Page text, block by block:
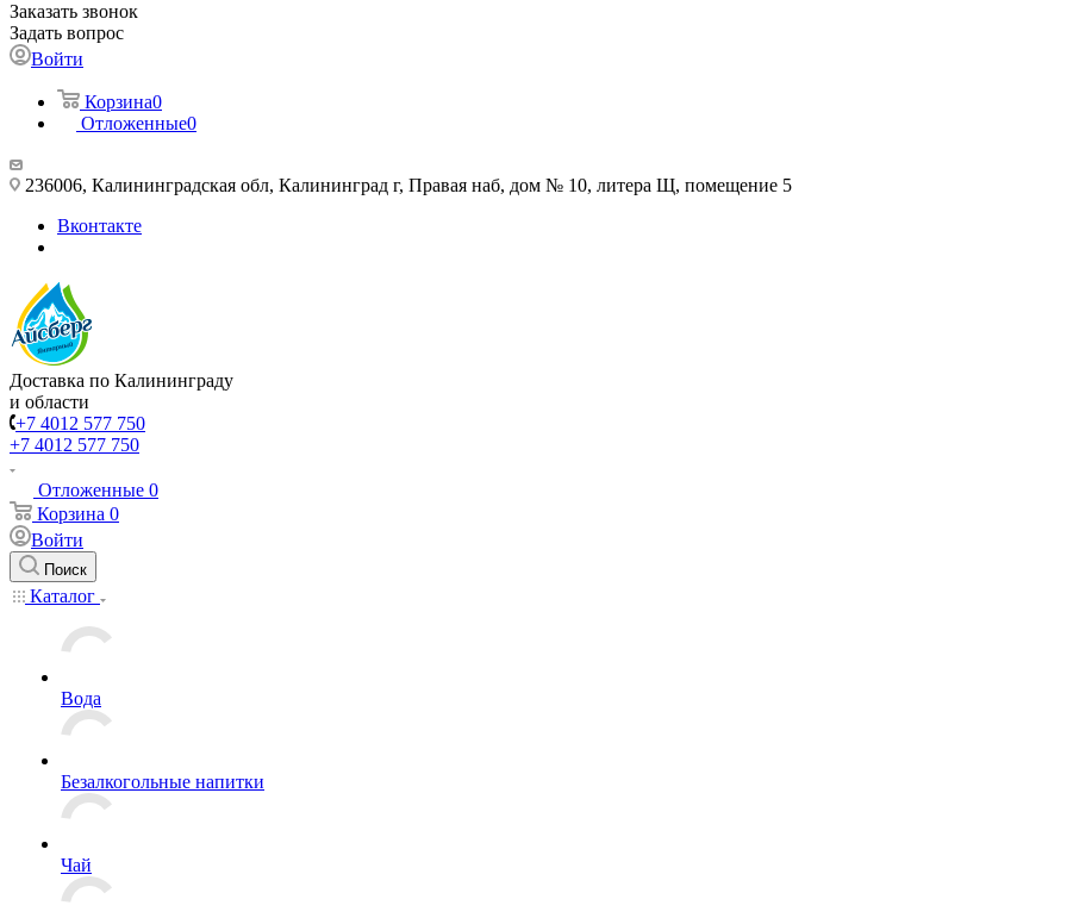
Заказать звонок
Задать вопрос
Войти
Корзина0
Отложенные0
236006, Калининградская обл, Калининград г, Правая наб, дом № 10, литера Щ, помещение 5
Вконтакте
Доставка по Калининграду
и области
+7 4012 577 750
+7 4012 577 750
Отложенные 0
Корзина 0
Войти
Поиск
Каталог
Вода
Безалкогольные напитки
Чай